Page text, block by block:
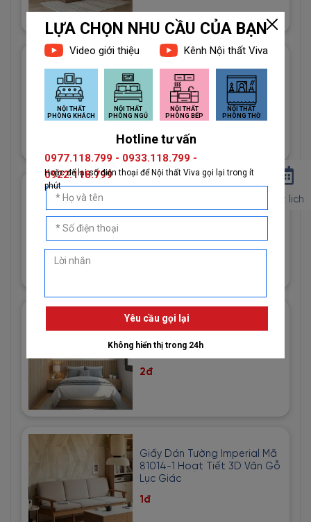
Giấy Dán Tường Imperial Mã
81013-2 Vân Vải Dệt Màu
Trắng
1đ
81013-3 Hoạ Tiết Vải Bố Màu
1đ
Giấy Dán Tường Nhật Bản
Mã Bb8856 Màu Kem Phối
Vàng Hoạ Tiết
2đ
Giấy Dán Tường Imperial Mã
81014-1 Hoạt Tiết 3D Vân Gỗ
Lục Giác
1đ
Đặt lịch